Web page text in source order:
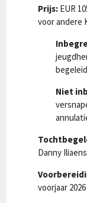
Prijs: EUR
voor andere
Niet
Danny
voorjaar 2026